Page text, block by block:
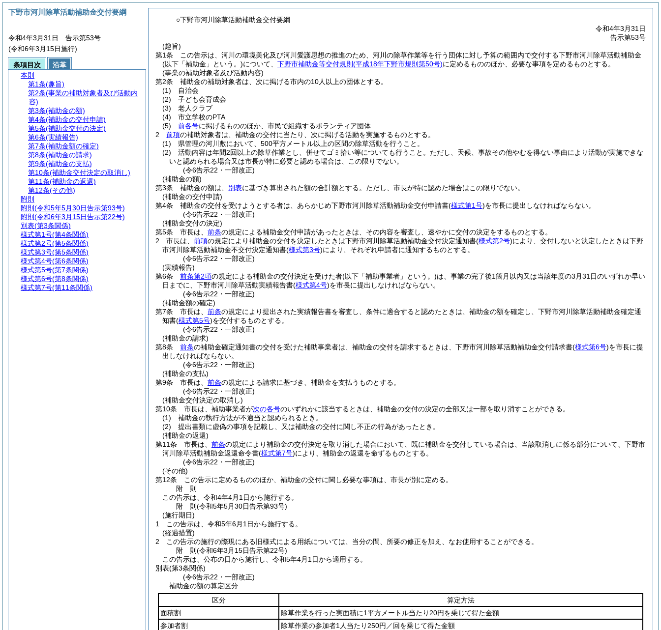
○下野市河川除草活動補助金交付要綱
令和4年3月31日
告示第53号
(趣旨)
第1条
この告示は、河川の環境美化及び河川愛護思想の推進のため、河川の除草作業等を行う団体に対し予算の範囲内で交付する下野市河川除草活動補助金
(以下「補助金」という。)について、 下野市補助金等交付規則 (平成18年下野市規則第50号)に定めるもののほか、必要な事項を定めるものとする。
(事業の補助対象者及び活動内容)
第2条
補助金の補助対象者は、次に掲げる市内の10人以上の団体とする。
(1)
自治会
(2)
子ども会育成会
(3)
老人クラブ
(4)
市立学校のPTA
(5)
前各号に掲げるもののほか、市民で組織するボランティア団体
2
前項の補助対象者は、補助金の交付に当たり、次に掲げる活動を実施するものとする。
(1)
県管理の河川敷において、500平方メートル以上の区間の除草活動を行うこと。
(2)
活動内容は年間2回以上の除草作業とし、併せてゴミ拾い等についても行うこと。 ただし、天候、事故その他やむを得ない事由により活動が実施できな
いと認められる場合又は市長が特に必要と認める場合は、この限りでない。
(令6告示22・一部改正)
(補助金の額)
第3条
補助金の額は、 別表に基づき算出された額の合計額とする。 ただし、市長が特に認めた場合はこの限りでない。
(補助金の交付申請)
第4条
補助金の交付を受けようとする者は、あらかじめ下野市河川除草活動補助金交付申請書(様式第1号)を市長に提出しなければならない。
(令6告示22・一部改正)
(補助金交付の決定)
第5条
市長は、 前条の規定による補助金交付申請があったときは、その内容を審査し、速やかに交付の決定をするものとする。
2
市長は、 前項の規定により補助金の交付を決定したときは下野市河川除草活動補助金交付決定通知書(様式第2号)により、交付しないと決定したときは下野
市河川除草活動補助金不交付決定通知書(様式第3号)により、それぞれ申請者に通知するものとする。
(令6告示22・一部改正)
(実績報告)
第6条
前条第2項の規定による補助金の交付決定を受けた者(以下「補助事業者」という。)は、事業の完了後1箇月以内又は当該年度の3月31日のいずれか早い
日までに、下野市河川除草活動実績報告書(様式第4号)を市長に提出しなければならない。
(令6告示22・一部改正)
(補助金額の確定)
第7条
市長は、 前条の規定により提出された実績報告書を審査し、条件に適合すると認めたときは、補助金の額を確定し、下野市河川除草活動補助金確定通
知書(様式第5号)を交付するものとする。
(令6告示22・一部改正)
(補助金の請求)
第8条
前条の補助金確定通知書の交付を受けた補助事業者は、補助金の交付を請求するときは、下野市河川除草活動補助金交付請求書(様式第6号)を市長に提
出しなければならない。
(令6告示22・一部改正)
(補助金の支払)
第9条
市長は、 前条の規定による請求に基づき、補助金を支払うものとする。
(令6告示22・一部改正)
(補助金交付決定の取消し)
第10条
市長は、補助事業者が次の各号のいずれかに該当するときは、補助金の交付の決定の全部又は一部を取り消すことができる。
(1)
補助金の執行方法が不適当と認められるとき。
(2)
提出書類に虚偽の事項を記載し、又は補助金の交付に関し不正の行為があったとき。
(補助金の返還)
第11条
市長は、 前条の規定により補助金の交付決定を取り消した場合において、既に補助金を交付している場合は、当該取消しに係る部分について、下野市
河川除草活動補助金返還命令書(様式第7号)により、補助金の返還を命ずるものとする。
(令6告示22・一部改正)
(その他)
第12条
この告示に定めるもののほか、補助金の交付に関し必要な事項は、市長が別に定める。
附 則
この告示は、令和4年4月1日から施行する。
附 則(令和5年5月30日告示第93号)
(施行期日)
1
この告示は、令和5年6月1日から施行する。
(経過措置)
2
この告示の施行の際現にある旧様式による用紙については、当分の間、所要の修正を加え、なお使用することができる。
附 則(令和6年3月15日告示第22号)
この告示は、公布の日から施行し、令和5年4月1日から適用する。
別表(第3条関係)
(令6告示22・一部改正)
補助金の額の算定区分
区分
算定方法
面積割
除草作業を行った実面積に1平方メートル当たり20円を乗じて得た金額
参加者割
除草作業の参加者1人当たり250円／回を乗じて得た金額
下野市河川除草活動補助金交付要綱
令和4年3月31日 告示第53号
(令和6年3月15日施行)
条項目次
沿革
本則
第1条(趣旨)
第2条(事業の補助対象者及び活動内
容)
第3条(補助金の額)
第4条(補助金の交付申請)
第5条(補助金交付の決定)
第6条(実績報告)
第7条(補助金額の確定)
第8条(補助金の請求)
第9条(補助金の支払)
第10条(補助金交付決定の取消し)
第11条(補助金の返還)
第12条(その他)
附則
附則 (令和5年5月30日告示第93号)
附則 (令和6年3月15日告示第22号)
別表(第3条関係)
様式第1号(第4条関係)
様式第2号(第5条関係)
様式第3号(第5条関係)
様式第4号(第6条関係)
様式第5号(第7条関係)
様式第6号(第8条関係)
様式第7号(第11条関係)